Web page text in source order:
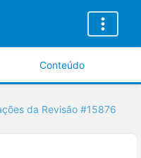
Conteúdo
da Revisão #15876